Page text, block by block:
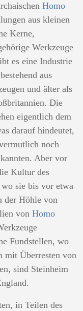
Homo
aus kleinen
Kerne,
Werkzeuge
es eine Industrie
aus
und älter als
Die
eigentlich dem
darauf hindeutet,
noch
Aber vor
Kultur des
sie bis vor etwa
der Höhle von
von Homo
Fundstellen, wo
mit Überresten von
sind Steinheim
in Teilen des